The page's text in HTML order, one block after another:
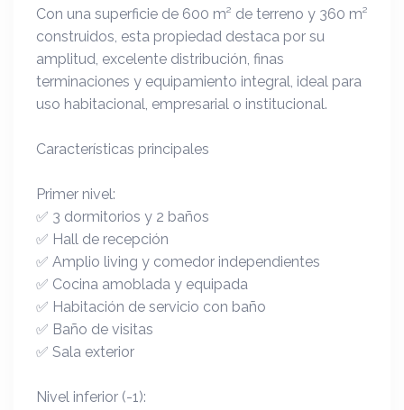
Con una superficie de 600 m² de terreno y 360 m²
construidos, esta propiedad destaca por su
amplitud, excelente distribución, finas
terminaciones y equipamiento integral, ideal para
uso habitacional, empresarial o institucional.
Características principales
Primer nivel:
✅ 3 dormitorios y 2 baños
✅ Hall de recepción
✅ Amplio living y comedor independientes
✅ Cocina amoblada y equipada
✅ Habitación de servicio con baño
✅ Baño de visitas
✅ Sala exterior
Nivel inferior (-1):